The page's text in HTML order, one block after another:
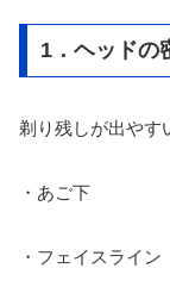
1．ヘッドの
剃り残しが出やす
・あご下
・フェイスライン